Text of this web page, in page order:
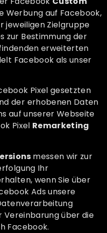
Werbung auf Facebook,
jeweiligen Zielgruppe
zur Bestimmung der
erweiterten
Facebook als unser
Pixel gesetzten
der erhobenen Daten
auf unserer Webseite
Pixel Remarketing
messen wir zur
Ihr
wenn Sie über
Ads unsere
über die
Facebook.